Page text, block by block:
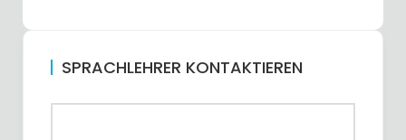
SPRACHLEHRER KONTAKTIEREN